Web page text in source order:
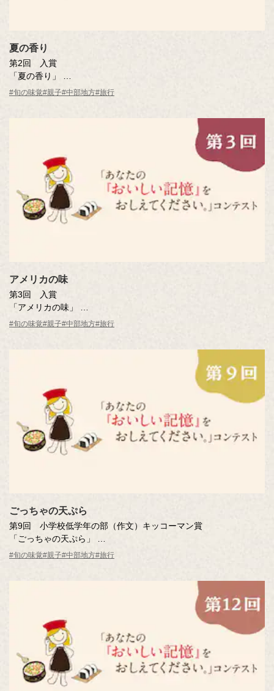
夏の香り
第2回 入賞
「夏の香り」
曽田 喜人さん（愛知県）
#旬の味覚#親子#中部地方#旅行
アメリカの味
第3回 入賞
「アメリカの味」
岑村 隆さん（長野県）
#旬の味覚#親子#中部地方#旅行
ごっちゃの天ぷら
第9回 小学校低学年の部（作文）キッコーマン賞
「ごっちゃの天ぷら」
笠原 詩乃さん（岐阜県・8歳） 岐阜市立常盤小学校 2年
#旬の味覚#親子#中部地方#旅行